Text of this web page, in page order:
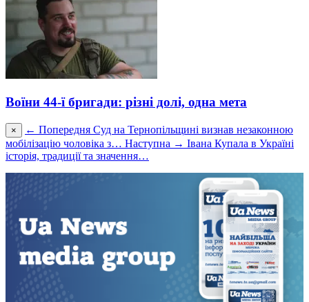
Воїни 44-ї бригади: різні долі, одна мета
× ← Попередня Суд на Тернопільщині визнав незаконною
мобілізацію чоловіка з… Наступна → Івана Купала в Україні
історія, традиції та значення…